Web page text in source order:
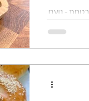
- נועם